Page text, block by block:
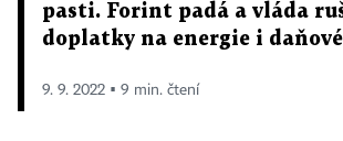
pasti. Forint padá a vláda
doplatky na energie i
9. 9. 2022 ▪ 9 min. čtení